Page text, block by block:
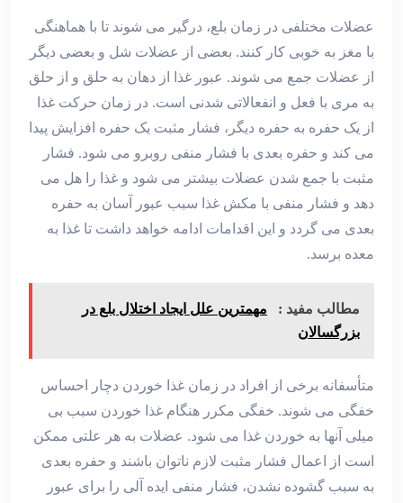
عضلات مختلفی در زمان بلع، درگیر می شوند تا با هماهنگی
با مغز به خوبی کار کنند. بعضی از عضلات شل و بعضی دیگر
از عضلات جمع می شوند. عبور غذا از دهان به حلق و از حلق
به مری با فعل و انفعالاتی شدنی است. در زمان حرکت غذا
از یک حفره به حفره دیگر، فشار مثبت یک حفره افزایش پیدا
می کند و حفره بعدی با فشار منفی روبرو می شود. فشار
مثبت با جمع شدن عضلات بیشتر می شود و غذا را هل می
دهد و فشار منفی با مکش غذا سبب عبور آسان به حفره
بعدی می گردد و این اقدامات ادامه خواهد داشت تا غذا به
معده برسد.
مطالب مفید :
مهمترین علل ایجاد اختلال بلع در
بزرگسالان
متأسفانه برخی از افراد در زمان غذا خوردن دچار احساس
خفگی می شوند. خفگی مکرر هنگام غذا خوردن سبب بی
میلی آنها به خوردن غذا می شود. عضلات به هر علتی ممکن
است از اعمال فشار مثبت لازم ناتوان باشند و حفره بعدی
به سبب گشوده نشدن، فشار منفی ایده آلی را برای عبور